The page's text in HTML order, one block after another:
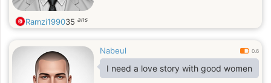
Ramzi199035 ans
Nabeul 0.6
I need a love story with good women